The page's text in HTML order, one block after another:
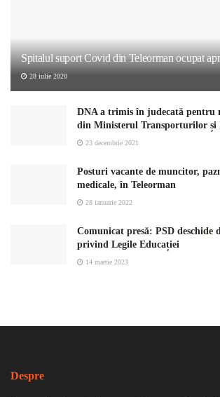
Spitalul suport Covid din Teleorman ocupat
28 iulie 2020
DNA a trimis în judecată pentru
din Ministerul Transporturilor
23 decembrie 2021
Posturi vacante de muncitor,
medicale, în Teleorman
28 ianuarie 2022
Comunicat presă: PSD deschide
privind Legile Educației
14 martie 2023
Despre